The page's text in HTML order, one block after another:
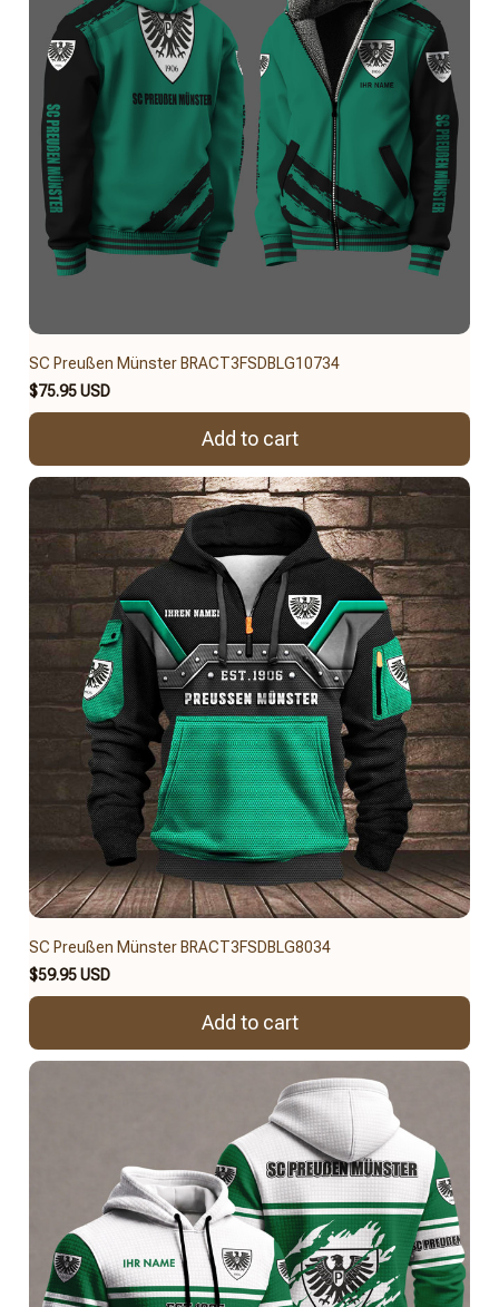
SC Preußen Münster BRACT3FSDBLG10734
$75.95 USD
Add to cart
SC Preußen Münster BRACT3FSDBLG8034
$59.95 USD
Add to cart